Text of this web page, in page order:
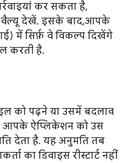
कर सकता है,
देखें. इसके बाद, आपके
में सिर्फ़ वे विकल्प दिखेंगे
करती है.
को पढ़ने या उसमें बदलाव
आपके ऐप्लिकेशन को उस
देता है. यह अनुमति तब
का डिवाइस रीस्टार्ट नहीं